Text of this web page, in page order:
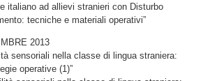
italiano ad allievi stranieri con Disturbo
tecniche e materiali operativi”
2013
sensoriali nella classe di lingua straniera:
operative (1)”